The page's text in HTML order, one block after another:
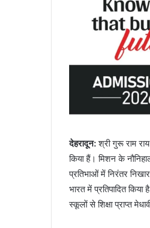
देहरादून:श्री गुरू राम
किया हैं। मिशन के
प्रतिभाओं में निरंतर
भारत में प्रतिपादित
स्कूलों से शिक्षा प्राप्त